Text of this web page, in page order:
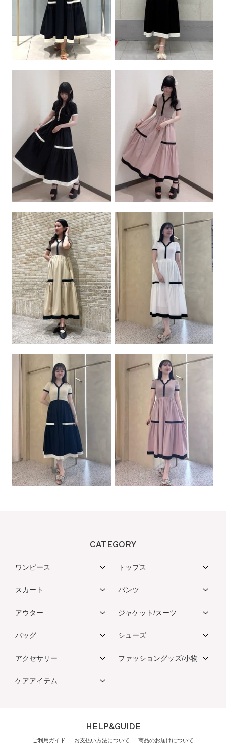
CATEGORY
ワンピース トップス
スカート パンツ
アウター ジャケット/スーツ
バッグ シューズ
アクセサリー ファッショングッズ/小物
ケアアイテム
HELP&GUIDE
ご利用ガイド お支払い方法について 商品のお届けについて